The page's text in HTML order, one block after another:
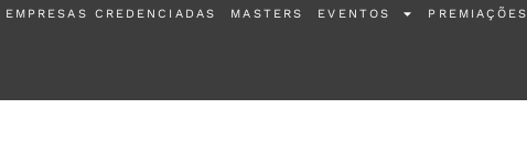
EMPRESAS CREDENCIADAS MASTERS EVENTOS PREMIAÇÕES